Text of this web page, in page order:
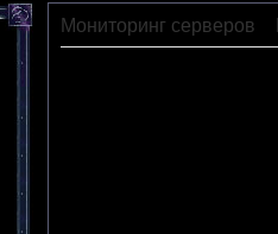
Мониторинг серверов